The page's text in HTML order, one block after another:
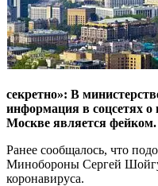
секретно»: В
информация в соцсетях о
Москве является фейком.
Ранее сообщалось, что
Минобороны Сергей Шойгу
коронавируса.